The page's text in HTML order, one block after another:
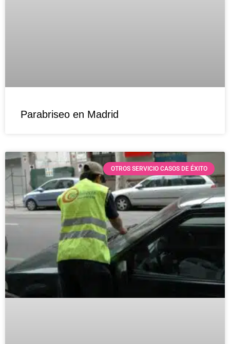
Parabriseo en Madrid
OTROS SERVICIO CASOS DE ÉXITO